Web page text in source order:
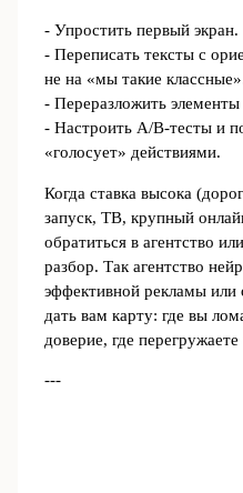
- Упростить первый экран.
- Переписать тексты с
не на «мы такие
- Переразложить
- Настроить A/B‑тесты и
«голосует» действиями.
Когда ставка высока
запуск, ТВ, крупный
обратиться в агентство
разбор. Так агентство
эффективной рекламы или
дать вам карту: где вы
доверие, где
---